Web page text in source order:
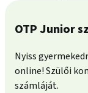
OTP Junior
Nyiss
online! Szülői
számláját.